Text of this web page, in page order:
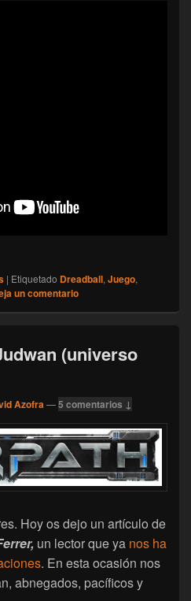
| Etiquetado Dreadball, Juego,
un comentario
(universo
Azofra —5 comentarios ↓
Hoy os dejo un artículo de
un lector que ya nos ha
. En esta ocasión nos
abnegados, pacíficos y